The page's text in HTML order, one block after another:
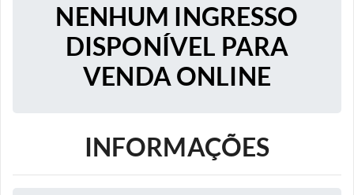
NENHUM INGRESSO
DISPONÍVEL PARA
VENDA ONLINE
INFORMAÇÕES